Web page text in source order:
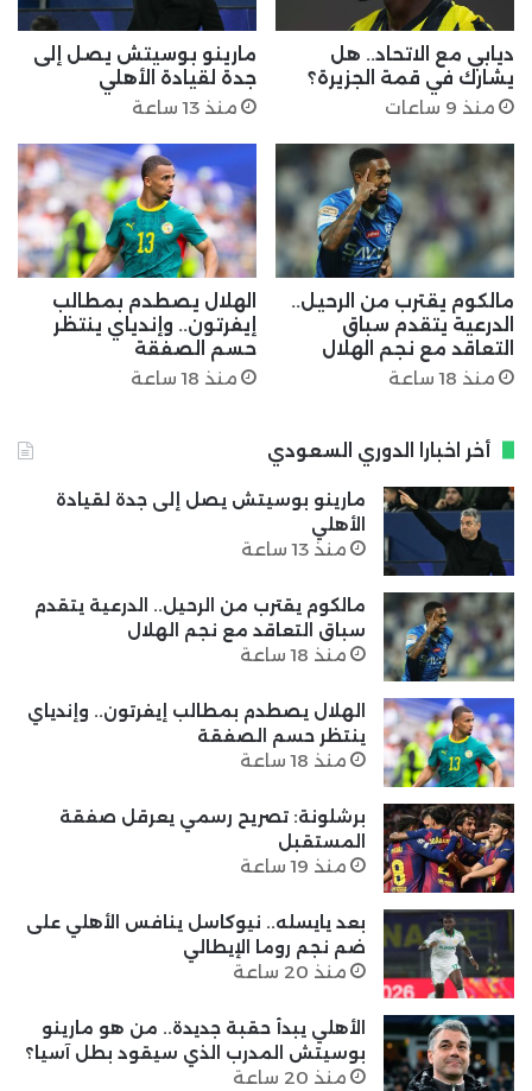
ديابي مع الاتحاد.. هل
يشارك في قمة الجزيرة؟
منذ 9 ساعات
مارينو بوسيتش يصل إلى
جدة لقيادة الأهلي
منذ 13 ساعة
مالكوم يقترب من الرحيل..
الدرعية يتقدم سباق
التعاقد مع نجم الهلال
منذ 18 ساعة
الهلال يصطدم بمطالب
إيفرتون.. وإندياي ينتظر
حسم الصفقة
منذ 18 ساعة
أخر اخبارا الدوري السعودي
مارينو بوسيتش يصل إلى جدة لقيادة
الأهلي
منذ 13 ساعة
مالكوم يقترب من الرحيل.. الدرعية يتقدم
سباق التعاقد مع نجم الهلال
منذ 18 ساعة
الهلال يصطدم بمطالب إيفرتون.. وإندياي
ينتظر حسم الصفقة
منذ 18 ساعة
برشلونة: تصريح رسمي يعرقل صفقة
المستقبل
منذ 19 ساعة
بعد يايسله.. نيوكاسل ينافس الأهلي على
ضم نجم روما الإيطالي
منذ 20 ساعة
الأهلي يبدأ حقبة جديدة.. من هو مارينو
بوسيتش المدرب الذي سيقود بطل آسيا؟
منذ 20 ساعة